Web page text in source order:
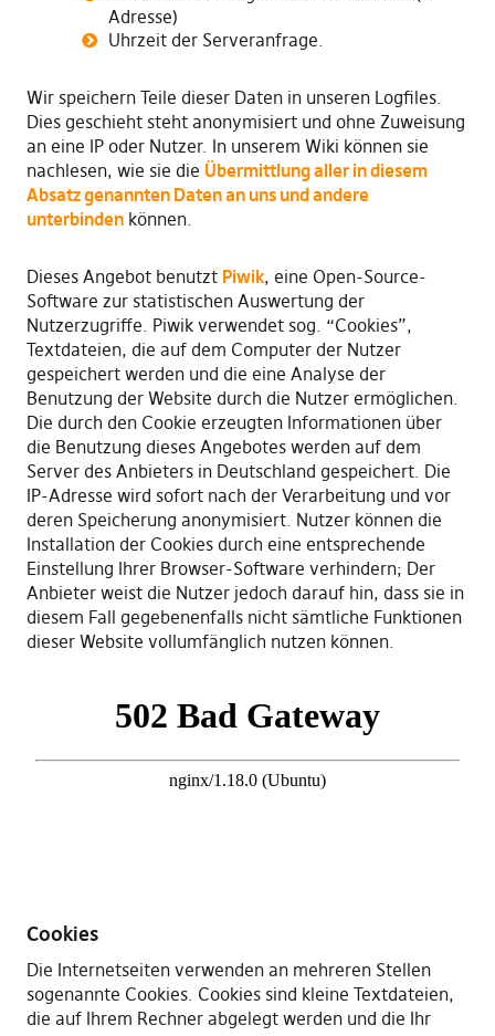
Adresse)
Uhrzeit der Serveranfrage.
Wir speichern Teile dieser Daten in unseren Logfiles.
Dies geschieht steht anonymisiert und ohne Zuweisung
an eine IP oder Nutzer. In unserem Wiki können sie
nachlesen, wie sie die Übermittlung aller in diesem
Absatz genannten Daten an uns und andere
unterbindenkönnen.
Dieses Angebot benutzt Piwik, eine Open-Source-
Software zur statistischen Auswertung der
Nutzerzugriffe. Piwik verwendet sog. “Cookies”,
Textdateien, die auf dem Computer der Nutzer
gespeichert werden und die eine Analyse der
Benutzung der Website durch die Nutzer ermöglichen.
Die durch den Cookie erzeugten Informationen über
die Benutzung dieses Angebotes werden auf dem
Server des Anbieters in Deutschland gespeichert. Die
IP-Adresse wird sofort nach der Verarbeitung und vor
deren Speicherung anonymisiert. Nutzer können die
Installation der Cookies durch eine entsprechende
Einstellung Ihrer Browser-Software verhindern; Der
Anbieter weist die Nutzer jedoch darauf hin, dass sie in
diesem Fall gegebenenfalls nicht sämtliche Funktionen
dieser Website vollumfänglich nutzen können.
Cookies
Die Internetseiten verwenden an mehreren Stellen
sogenannte Cookies. Cookies sind kleine Textdateien,
die auf Ihrem Rechner abgelegt werden und die Ihr